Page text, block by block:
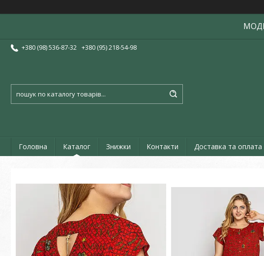
+380 (98) 536-87-32 +380 (95) 218-54-98
Головна Каталог Знижки Контакти Доставка та оплата